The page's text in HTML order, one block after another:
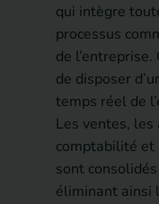
qui intègre
processus
de
de disposer
temps réel de
Les ventes, les
comptabilité et
sont
éliminant ainsi